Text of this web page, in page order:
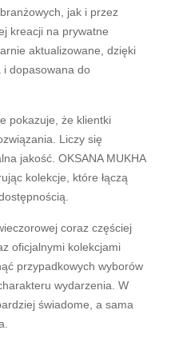
jak i przez
kreacji na prywatne
aktualizowane, dzięki
i dopasowana do
pokazuje, że klientki
Liczy się
jakość. OKSANA MUKHA
kolekcje, które łączą
coraz częściej
oficjalnymi kolekcjami
przypadkowych wyborów
wydarzenia. W
świadome, a sama